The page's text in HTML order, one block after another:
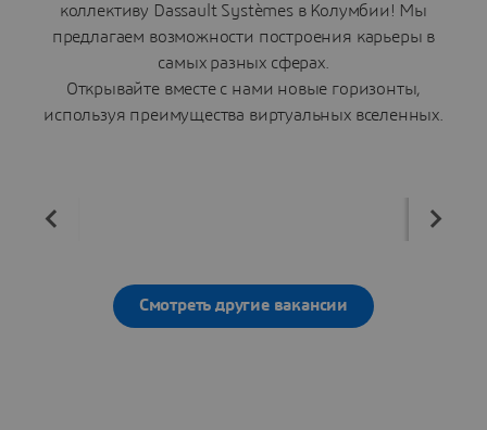
коллективу Dassault Systèmes в Колумбии! Мы
предлагаем возможности построения карьеры в
самых разных сферах.
Открывайте вместе с нами новые горизонты,
используя преимущества виртуальных вселенных.
Смотреть другие вакансии